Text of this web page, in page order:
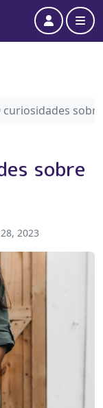
Account
curiosidades
sobre
2023